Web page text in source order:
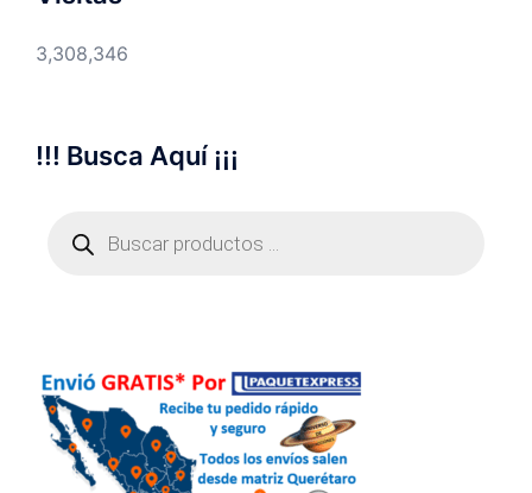
3,308,346
!!! Busca Aquí ¡¡¡
productos